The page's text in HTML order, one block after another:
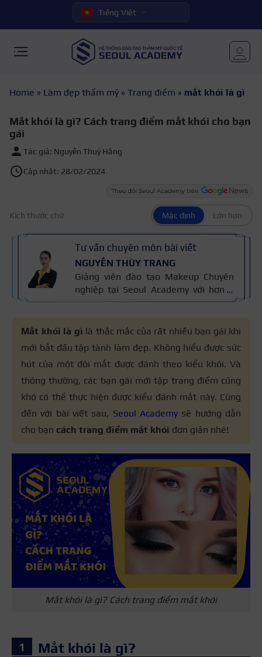
Tiếng Việt
Home » Làm đẹp thẩm mỹ » Trang điểm » mắt khói là gì
Mắt khói là gì? Cách trang điểm mắt khói cho bạn
gái
Tác giả: Nguyễn Thuý Hằng
Cập nhật: 28/02/2024
Kích thước chữ Mặc định Lớn hơn
Tư vấn chuyên môn bài viết
NGUYỄN THÙY TRANG
Giảng viên đào tạo Makeup Chuyên
nghiệp tại Seoul Academy với hơn 5
năm kinh nghiệm đào tạo, đã giảng
trang điểm. Đào tạo makeup cá nhân,
cô dâu, sự kiện, thời trang – chụp ảnh
và thiết kế layout trang điểm theo
khuôn mặt. Bài viết được biên soạn
dựa trên giáo trình makeup và kinh
nghiệm giảng dạy.
Mắt khói là gì là thắc mắc của rất nhiều bạn gái khi
mới bắt đầu tập tành làm đẹp. Không hiểu được sức
hút của một đôi mắt được đánh theo kiểu khói. Và
thông thường, các bạn gái mới tập trang điểm cũng
khó có thể thực hiện được kiểu đánh mắt này. Cùng
đến với bài viết sau, Seoul Academy sẽ hướng dẫn
cho bạn cách trang điểm mắt khói đơn giản nhé!
Mắt khói là gì? Cách trang điểm mắt khói
Mắt khói là gì?